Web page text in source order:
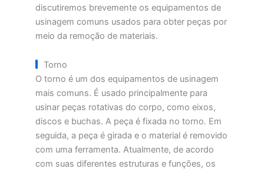
discutiremos brevemente os equipamentos de
usinagem comuns usados para obter peças por
meio da remoção de materiais.
Torno
O torno é um dos equipamentos de usinagem
mais comuns. É usado principalmente para
usinar peças rotativas do corpo, como eixos,
discos e buchas. A peça é fixada no torno. Em
seguida, a peça é girada e o material é removido
com uma ferramenta. Atualmente, de acordo
com suas diferentes estruturas e funções, os